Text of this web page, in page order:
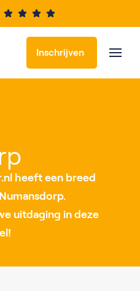
Inschrijven
heeft een breed
uitdaging in deze